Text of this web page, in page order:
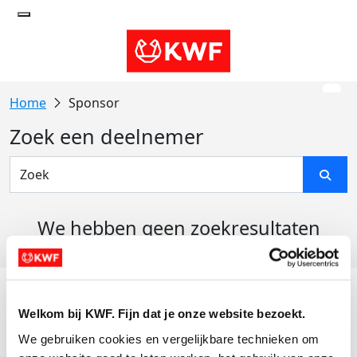
Welkom bij KWF. Fijn dat je onze website bezoekt.
We gebruiken cookies en vergelijkbare technieken om
Sponsor
Zoek een deelnemer
We hebben geen zoekresultaten
Actiematerialen
Evenementen